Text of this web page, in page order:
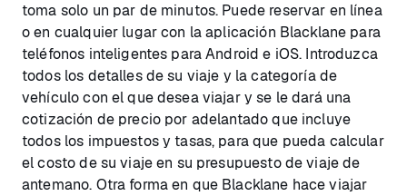
toma solo un par de minutos. Puede reservar en línea
o en cualquier lugar con la aplicación Blacklane para
teléfonos inteligentes para Android e iOS. Introduzca
todos los detalles de su viaje y la categoría de
vehículo con el que desea viajar y se le dará una
cotización de precio por adelantado que incluye
todos los impuestos y tasas, para que pueda calcular
el costo de su viaje en su presupuesto de viaje de
antemano. Otra forma en que Blacklane hace viajar